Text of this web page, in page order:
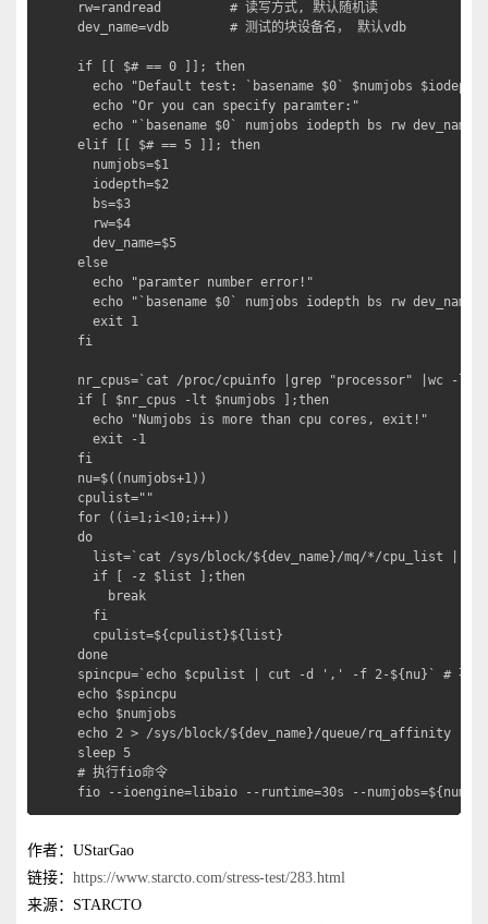
rw=randread         # 读写方式, 默认随机读
dev_name=vdb        # 测试的块设备名， 默认vdb
if [[ $# == 0 ]]; then
echo "Default test: `basename $0` $numjobs $iodepth
echo "Or you can specify paramter:"
echo "`basename $0` numjobs iodepth bs rw dev_name"
elif [[ $# == 5 ]]; then
numjobs=$1
iodepth=$2
bs=$3
rw=$4
dev_name=$5
else
echo "paramter number error!"
echo "`basename $0` numjobs iodepth bs rw dev_name"
exit 1
fi
nr_cpus=`cat /proc/cpuinfo |grep "processor" |wc -l`
if [ $nr_cpus -lt $numjobs ];then
echo "Numjobs is more than cpu cores, exit!"
exit -1
fi
nu=$((numjobs+1))
cpulist=""
for ((i=1;i<10;i++))
do
list=`cat /sys/block/${dev_name}/mq/*/cpu_list
if [ -z $list ];then
break
fi
cpulist=${cpulist}${list}
done
spincpu=`echo $cpulist | cut -d ',' -f 2-${nu}` # 不使
echo $spincpu
echo $numjobs
echo 2 > /sys/block/${dev_name}/queue/rq_affinity
sleep 5
# 执行fio命令
fio --ioengine=libaio --runtime=30s --
作者：UStarGao
链接： https://www.starcto.com/stress-test/283.html
来源：STARCTO